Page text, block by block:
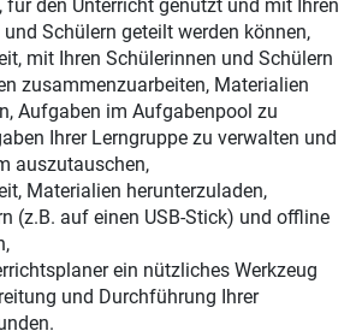
für den Unterricht genutzt und mit Ihren
Schülern geteilt werden können,
mit Ihren Schülerinnen und Schülern
zusammenzuarbeiten, Materialien
Aufgaben im Aufgabenpool zu
Ihrer Lerngruppe zu verwalten und
auszutauschen,
Materialien herunterzuladen,
(z.B. auf einen USB-Stick) und offline
ein nützliches Werkzeug
und Durchführung Ihrer